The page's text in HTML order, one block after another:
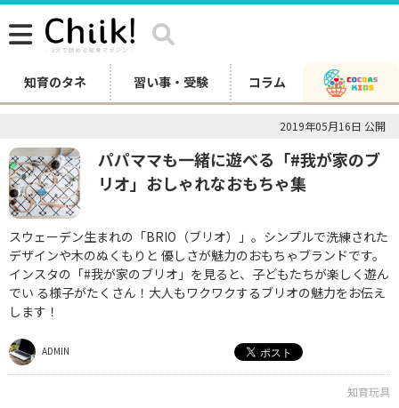
知育のタネ 習い事・受験 コラム
2019年05月16日 公開
パパママも一緒に遊べる「#我が家のブ
リオ」おしゃれなおもちゃ集
スウェーデン生まれの「BRIO（ブリオ）」。シンプルで洗練された
デザインや木のぬくもりと 優しさが魅力のおもちゃブランドです。
インスタの「#我が家のブリオ」を見ると、子どもたちが楽しく遊ん
でい る様子がたくさん！大人もワクワクするブリオの魅力をお伝え
します！
ADMIN
知育玩具